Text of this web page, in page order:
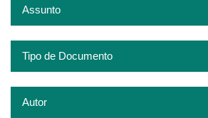
Assunto
Tipo de Documento
Autor